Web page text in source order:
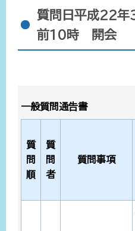
質問日平成22年
前10時 開会
一般質問通告書
質
問
順
質
問
者
質問事項